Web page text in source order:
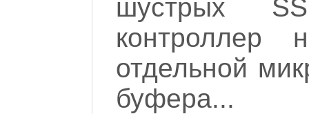
шустрых
контроллер
отдельной
буфера...